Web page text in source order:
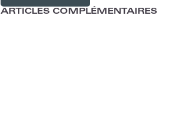
ARTICLES COMPLÉMENTAIRES